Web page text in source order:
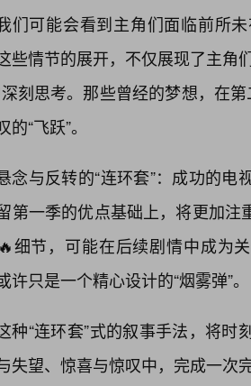
们可能会看到主角们面临前所
些情节的展开，不仅展现了主角
深刻思考。那些曾经的梦想，在
的“飞跃”。
念与反转的“连环套”：成功的
第一季的优点基础上，将更加
细节，可能在后续剧情中成为
许只是一个精心设计的“烟雾弹”。
种“连环套”式的叙事手法，将
失望、惊喜与惊叹中，完成一次